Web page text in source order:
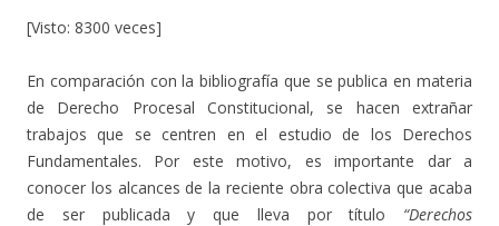
[Visto: 8300 veces]
En comparación con la bibliografía que se publica en materia
de Derecho Procesal Constitucional, se hacen extrañar
trabajos que se centren en el estudio de los Derechos
Fundamentales. Por este motivo, es importante dar a
conocer los alcances de la reciente obra colectiva que acaba
de ser publicada y que lleva por título “Derechos